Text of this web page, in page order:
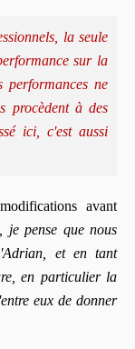
la seule
sur la
ne
procèdent à des
ici, c'est aussi
avant
je pense que nous
et en tant
en particulier la
eux de donner